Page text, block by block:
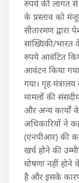
रुपये की लागत से
के प्रस्ताव को
सीतारमण
सांख्यिकी/
रुपये आवंटित
आवंटन किया
गया। गृह
मामलों की
और अन्य कार्यों
अधिकारियों ने
(एनपीआर) की
खर्च होने की
घोषणा नहीं
है और इसके कारण,